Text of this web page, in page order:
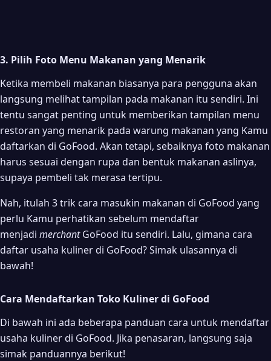
3. Pilih Foto Menu Makanan yang Menarik
Ketika membeli makanan biasanya para pengguna akan
langsung melihat tampilan pada makanan itu sendiri. Ini
tentu sangat penting untuk memberikan tampilan menu
restoran yang menarik pada warung makanan yang Kamu
daftarkan di GoFood. Akan tetapi, sebaiknya foto makanan
harus sesuai dengan rupa dan bentuk makanan aslinya,
supaya pembeli tak merasa tertipu.
Nah, itulah 3 trik cara masukin makanan di GoFood yang
perlu Kamu perhatikan sebelum mendaftar
menjadi merchantGoFood itu sendiri. Lalu, gimana cara
daftar usaha kuliner di GoFood? Simak ulasannya di
bawah!
Cara Mendaftarkan Toko Kuliner di GoFood
Di bawah ini ada beberapa panduan cara untuk mendaftar
usaha kuliner di GoFood. Jika penasaran, langsung saja
simak panduannya berikut!